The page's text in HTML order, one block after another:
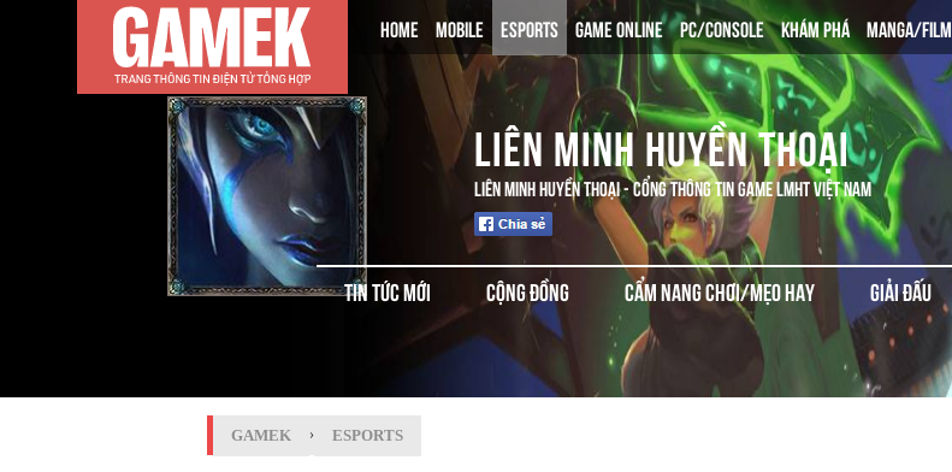
HOME MOBILE ESPORTS GAME ONLINE PC/CONSOLE KHÁM PHÁ MANGA/FILM
LIÊN MINH HUYỀN THOẠI
LIÊN MINH HUYỀN THOẠI - CỔNG THÔNG TIN GAME LMHT VIỆT NAM
TIN TỨC MỚI CỘNG ĐỒNG CẨM NANG CHƠI/MẸO HAY GIẢI ĐẤU
GAMEK › ESPORTS